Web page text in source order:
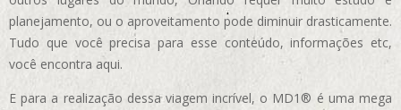
planejamento, ou o aproveitamento pode diminuir drasticamente.
Tudo que você precisa para esse conteúdo, informações etc,
você encontra aqui.
E para a realização dessa viagem incrível, o MD1® é uma mega